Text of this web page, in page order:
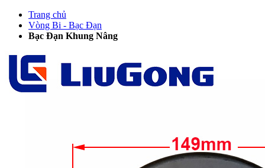
Trang chủ
Vòng Bi - Bạc Đạn
Bạc Đạn Khung Nâng